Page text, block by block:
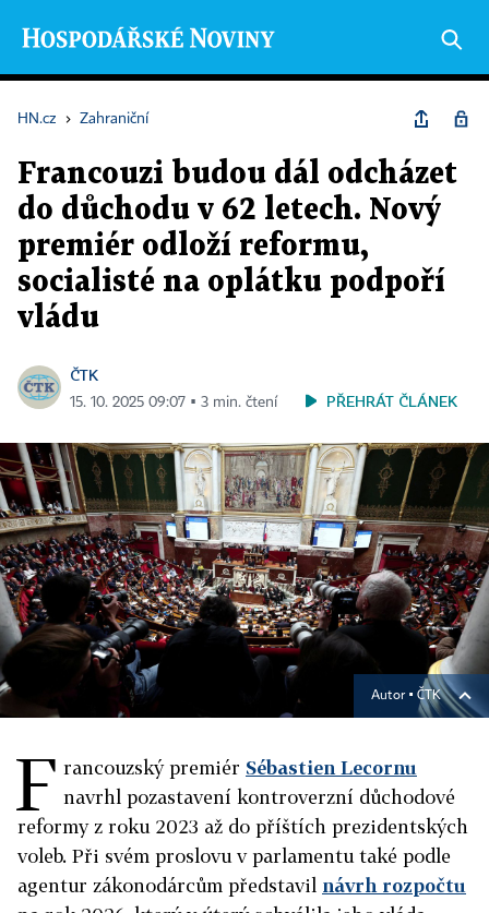
HN.cz › Zahraniční
Francouzi budou dál odcházet
do důchodu v 62 letech. Nový
premiér odloží reformu,
socialisté na oplátku podpoří
vládu
ČTK
15. 10. 2025 09:07 ▪ 3 min. čtení PŘEHRÁT ČLÁNEK
Autor ▪ ČTK
F rancouzský premiér Sébastien Lecornu
navrhl pozastavení kontroverzní důchodové
reformy z roku 2023 až do příštích prezidentských
voleb. Při svém proslovu v parlamentu také podle
agentur zákonodárcům představil návrh rozpočtu